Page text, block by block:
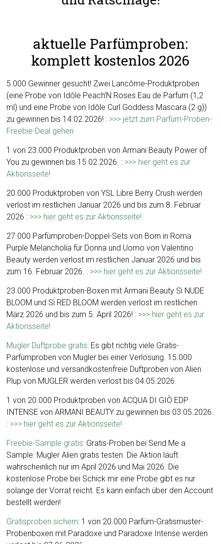
aktuelle Parfümproben:
komplett kostenlos 2026
5.000 Gewinner gesucht! Zwei Lancôme-Produktproben
(eine Probe von Idôle Peach’N Roses Eau de Parfum (1,2
ml) und eine Probe von Idôle Curl Goddess Mascara (2 g))
zu gewinnen bis 14.02.2026! : >>> jetzt zum Parfüm-Proben-
Freebie-Deal gehen
1 von 23.000 Produktproben von Armani Beauty Power of
You zu gewinnen bis 15.02.2026. : >>> hier geht es zur
Aktionsseite!
20.000 Produktproben von YSL Libre Berry Crush werden
verlost im restlichen Januar 2026 und bis zum 8. Februar
2026 : >>> hier geht es zur Aktionsseite!
27.000 Parfümproben-Doppel-Sets von Born in Roma
Purple Melancholia für Donna und Uomo von Valentino
Beauty werden verlost im restlichen Januar 2026 und bis
zum 16. Februar 2026. : >>> hier geht es zur Aktionsseite!
23.000 Produktproben-Boxen mit Armani Beauty Sì NUDE
BLOOM und Sì RED BLOOM werden verlost im restlichen
März 2026 und bis zum 5. April 2026! : >>> hier geht es zur
Aktionsseite!
Mugler Duftprobe gratis: Es gibt richtig viele Gratis-
Parfümproben von Mugler bei einer Verlosung. 15.000
kostenlose und versandkostenfreie Duftproben von Alien
Plup von MUGLER werden verlost bis 04.05.2026.
1 von 20.000 Produktproben von ACQUA DI GIÒ EDP
INTENSE von ARMANI BEAUTY zu gewinnen bis 03.05.2026.
: >>> hier geht es zur Aktionsseite!
Freebie-Sample gratis: Gratis-Proben bei Send Me a
Sample: Mugler Alien gratis testen. Die Aktion läuft
wahrscheinlich nur im April 2026 und Mai 2026. Die
kostenlose Probe bei Schick mir eine Probe gibt es nur
solange der Vorrat reicht. Es kann einfach über den Account
bestellt werden!
Gratisproben sichern: 1 von 20.000 Parfüm-Gratismuster-
Probenboxen mit Paradoxe und Paradoxe Intense werden